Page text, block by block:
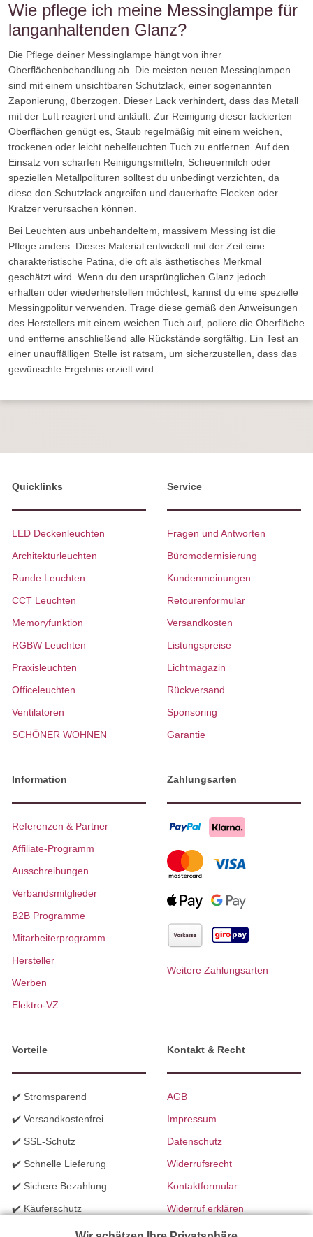
Wie pflege ich meine Messinglampe für
langanhaltenden Glanz?
Die Pflege deiner Messinglampe hängt von ihrer
Oberflächenbehandlung ab. Die meisten neuen Messinglampen
sind mit einem unsichtbaren Schutzlack, einer sogenannten
Zaponierung, überzogen. Dieser Lack verhindert, dass das Metall
mit der Luft reagiert und anläuft. Zur Reinigung dieser lackierten
Oberflächen genügt es, Staub regelmäßig mit einem weichen,
trockenen oder leicht nebelfeuchten Tuch zu entfernen. Auf den
Einsatz von scharfen Reinigungsmitteln, Scheuermilch oder
speziellen Metallpolituren solltest du unbedingt verzichten, da
diese den Schutzlack angreifen und dauerhafte Flecken oder
Kratzer verursachen können.
Bei Leuchten aus unbehandeltem, massivem Messing ist die
Pflege anders. Dieses Material entwickelt mit der Zeit eine
charakteristische Patina, die oft als ästhetisches Merkmal
geschätzt wird. Wenn du den ursprünglichen Glanz jedoch
erhalten oder wiederherstellen möchtest, kannst du eine spezielle
Messingpolitur verwenden. Trage diese gemäß den Anweisungen
des Herstellers mit einem weichen Tuch auf, poliere die Oberfläche
und entferne anschließend alle Rückstände sorgfältig. Ein Test an
einer unauffälligen Stelle ist ratsam, um sicherzustellen, dass das
gewünschte Ergebnis erzielt wird.
Quicklinks
LED Deckenleuchten
Architekturleuchten
Runde Leuchten
CCT Leuchten
Memoryfunktion
RGBW Leuchten
Praxisleuchten
Officeleuchten
Ventilatoren
SCHÖNER WOHNEN
Service
Fragen und Antworten
Büromodernisierung
Kundenmeinungen
Retourenformular
Versandkosten
Listungspreise
Lichtmagazin
Rückversand
Sponsoring
Garantie
Information
Referenzen & Partner
Affiliate-Programm
Ausschreibungen
Verbandsmitglieder
B2B Programme
Mitarbeiterprogramm
Hersteller
Werben
Elektro-VZ
Zahlungsarten
Weitere Zahlungsarten
Vorteile
✔️ Stromsparend
✔️ Versandkostenfrei
✔️ SSL-Schutz
✔️ Schnelle Lieferung
✔️ Sichere Bezahlung
✔️ Käuferschutz
✔️ B2B Programm
Kontakt & Recht
AGB
Impressum
Datenschutz
Widerrufsrecht
Kontaktformular
Widerruf erklären
Batteriegesetzhinweise